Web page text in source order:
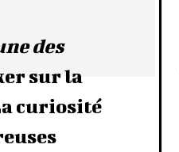
des
sur la
curiosité